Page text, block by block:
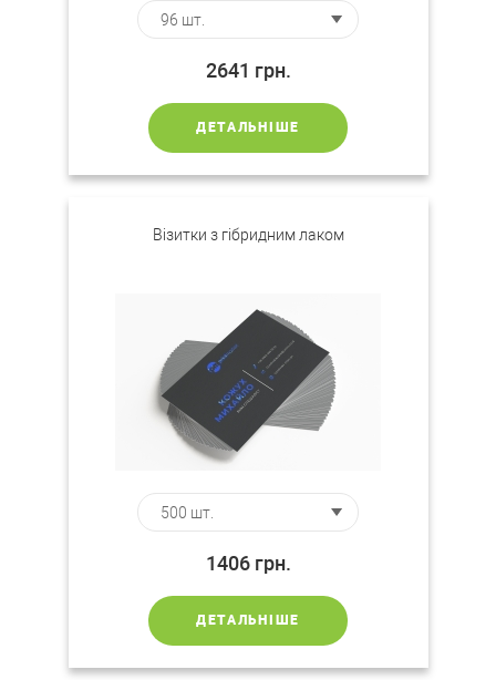
2641 грн.
ДЕТАЛЬНІШЕ
Візитки з гібридним лаком
1406 грн.
ДЕТАЛЬНІШЕ